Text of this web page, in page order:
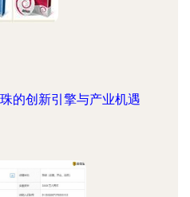
的创新引擎与产业机遇